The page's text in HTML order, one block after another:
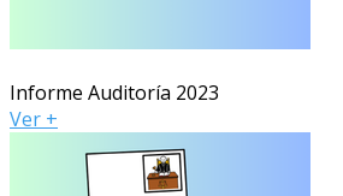
Informe Auditoría 2023
Ver +